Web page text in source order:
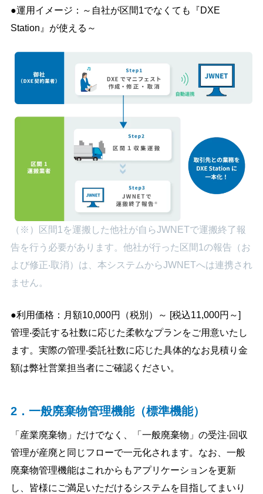
●運用イメージ：～自社が区間1でなくても『DXE
Station』が使える～
（※）区間1を運搬した他社が自らJWNETで運搬終了報
告を行う必要があります。他社が行った区間1の報告（お
よび修正‧取消）は、本システムからJWNETへは連携され
ません。
●利用価格：月額10,000円（税別）～ [税込11,000円～]
管理‧委託する社数に応じた柔軟なプランをご用意いたし
ます。実際の管理‧委託社数に応じた具体的なお見積り金
額は弊社営業担当者にご確認ください。
2．一般廃棄物管理機能（標準機能）
「産業廃棄物」だけでなく、「一般廃棄物」の受注‧回収
管理が産廃と同じフローで一元化されます。なお、一般
廃棄物管理機能はこれからもアプリケーションを更新
し、皆様にご満足いただけるシステムを目指してまいり